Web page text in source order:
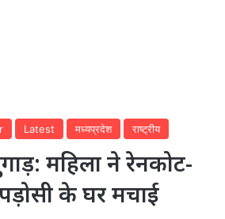
Latest मध्यप्रदेश राष्ट्रीय
महिला ने रेनकोट-
के घर मचाई